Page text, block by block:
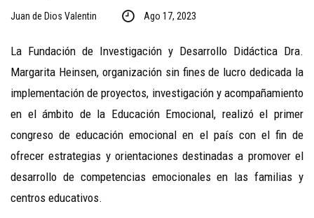
Juan de Dios Valentin Ago 17, 2023
La Fundación de Investigación y Desarrollo Didáctica Dra.
Margarita Heinsen, organización sin fines de lucro dedicada la
implementación de proyectos, investigación y acompañamiento
en el ámbito de la Educación Emocional, realizó el primer
congreso de educación emocional en el país con el fin de
ofrecer estrategias y orientaciones destinadas a promover el
desarrollo de competencias emocionales en las familias y
centros educativos.